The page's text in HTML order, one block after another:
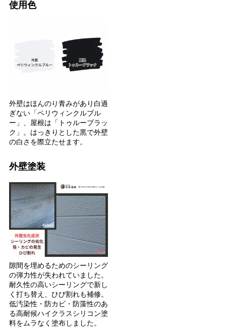
使用色
外壁はほんのり青みがあり白過
ぎない「ペリウィンクルブル
ー」、屋根は「トゥルーブラッ
ク」。はっきりとした黒で外壁
の白さを際立たせます。
外壁塗装
隙間を埋めるためのシーリング
の弾力性が失われていました。
耐久性の高いシーリングで新し
く打ち替え、ひび割れも補修。
低汚染性・防カビ・防藻性のあ
る高耐候ハイクラスシリコン塗
料をムラなく塗布しました。